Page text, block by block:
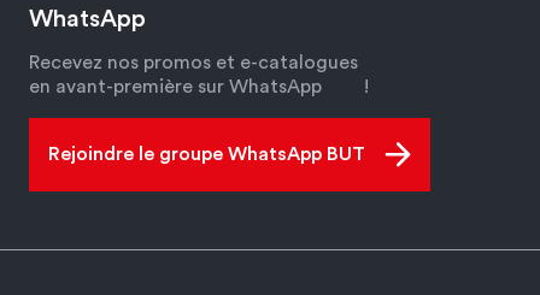
WhatsApp
Recevez nos promos et e-catalogues
en avant-première sur WhatsApp
!
Rejoindre le groupe WhatsApp BUT